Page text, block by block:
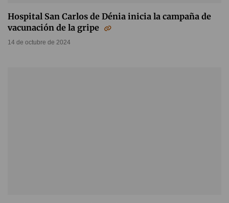
Hospital San Carlos de Dénia inicia la campaña de
vacunación de la gripe
14 de octubre de 2024